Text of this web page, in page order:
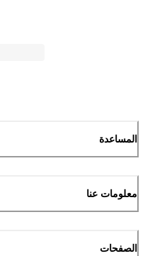
المساعدة
معلومات عنا
الصفحات